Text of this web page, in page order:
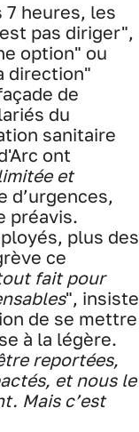
7 heures, les
pas diriger",
option" ou
direction"
de
du
sanitaire
ont
et
d’urgences,
préavis.
plus des
ce
fait pour
", insiste
de se mettre
à la légère.
reportées,
et nous le
Mais c’est